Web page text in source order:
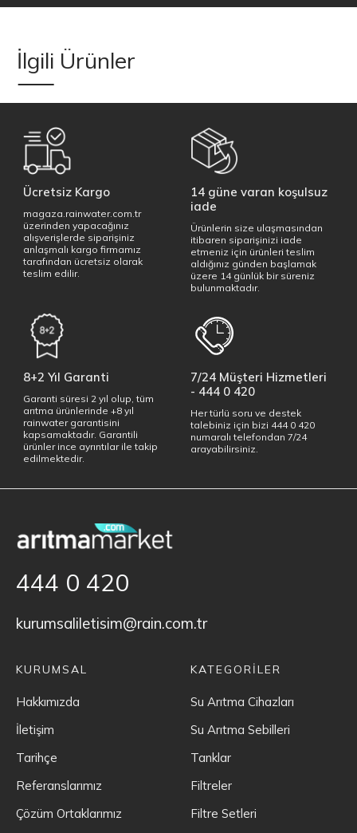
İlgili Ürünler
Ücretsiz Kargo
magaza.rainwater.com.tr
üzerinden yapacağınız
alışverişlerde siparişiniz
anlaşmalı kargo firmamız
tarafından ücretsiz olarak
teslim edilir.
14 güne varan koşulsuz
iade
Ürünlerin size ulaşmasından
itibaren siparişinizi iade
etmeniz için ürünleri teslim
aldığınız günden başlamak
üzere 14 günlük bir süreniz
bulunmaktadır.
8+2 Yıl Garanti
Garanti süresi 2 yıl olup, tüm
arıtma ürünlerinde +8 yıl
rainwater garantisini
kapsamaktadır. Garantili
ürünler ince ayrıntılar ile takip
edilmektedir.
7/24 Müşteri Hizmetleri
- 444 0 420
Her türlü soru ve destek
talebiniz için bizi 444 0 420
numaralı telefondan 7/24
arayabilirsiniz.
444 0 420
kurumsaliletisim@rain.com.tr
KURUMSAL
Hakkımızda
İletişim
Tarihçe
Referanslarımız
Çözüm Ortaklarımız
KATEGORİLER
Su Arıtma Cihazları
Su Arıtma Sebilleri
Tanklar
Filtreler
Filtre Setleri